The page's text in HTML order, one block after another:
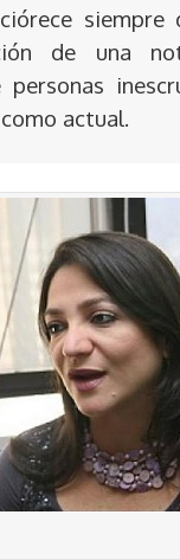
siempre
de una
actual.